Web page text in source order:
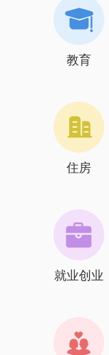
教育
住房
就业创业